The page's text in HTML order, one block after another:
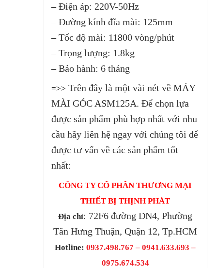
– Điện áp: 220V-50Hz
– Đường kính đĩa mài: 125mm
– Tốc độ mài: 11800 vòng/phút
– Trọng lượng: 1.8kg
– Bảo hành: 6 tháng
=>> Trên đây là một vài nét về MÁY
MÀI GÓC ASM125A. Để chọn lựa
được sản phẩm phù hợp nhất với nhu
cầu hãy liên hệ ngay với chúng tôi để
được tư vấn về các sản phẩm tốt
nhất:
CÔNG TY CỔ PHẦN THƯƠNG MẠI
THIẾT BỊ THỊNH PHÁT
Địa chỉ: 72F6 đường DN4, Phường
Tân Hưng Thuận, Quận 12, Tp.HCM
Hotline: 0937.498.767 – 0941.633.693 –
0975.674.534